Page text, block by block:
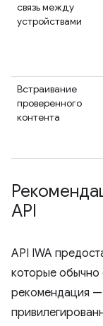
связь между
устройствами
Встраивание
проверенного
контента
API
API IWA
которые обычно
рекомендация —